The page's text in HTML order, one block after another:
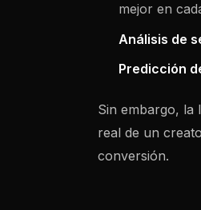
mejor en
Análisis de
Predicción
Sin embargo,
real de un
conversión.